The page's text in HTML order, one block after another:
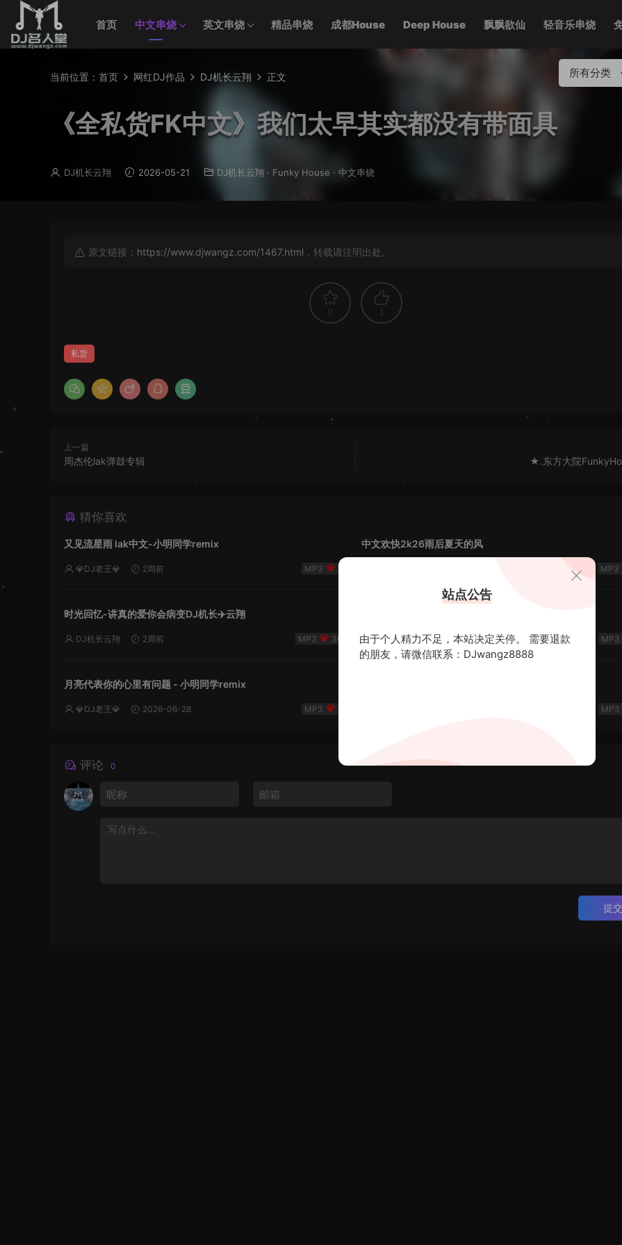
首页 中文串烧 英文串烧 精品串烧 成都House Deep House 飘飘欲仙 轻音乐串烧
所有分类
当前位置： 首页 网红DJ作品 DJ机长云翔 正文
《全私货FK中文》我们太早其实都没有带面具
DJ机长云翔 2026-05-21 DJ机长云翔 · Funky House · 中文串烧
原文链接： https://www.djwangz.com/1467.html ，转载请注明出处。
0 1
私货
上一篇
周杰伦lak弹鼓专辑 ★.东方大院
猜你喜欢
又见流星雨 lak中文-小明同学remix
💎DJ老王💎 2周前
中文欢快2k26雨后夏天的风
时光回忆-讲真的爱你会病变DJ机长✈️云翔
DJ机长云翔 2周前 300 DJ机长云翔 2026-06-19
月亮代表你的心里有问题 - 小明同学remix
💎DJ老王💎 2026-06-28
评论 0
提交
站点公告
由于个人精力不足，本站决定关停。 需要退款
的朋友，请微信联系：DJwangz8888